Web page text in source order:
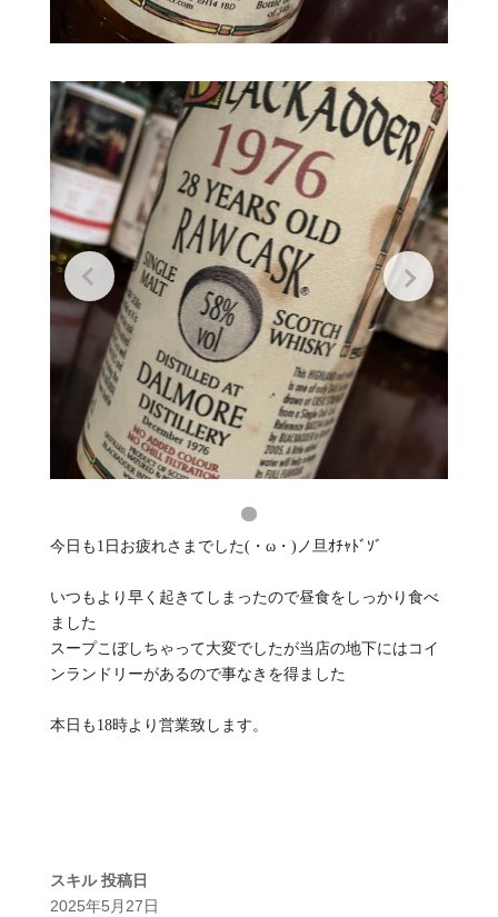
今日も1日お疲れさまでした(・ω・)ノ旦ｵﾁｬﾄﾞｿﾞ
いつもより早く起きてしまったので昼食をしっかり食べ
ました
スープこぼしちゃって大変でしたが当店の地下にはコイ
ンランドリーがあるので事なきを得ました
本日も18時より営業致します。
スキル 投稿日
2025年5月27日